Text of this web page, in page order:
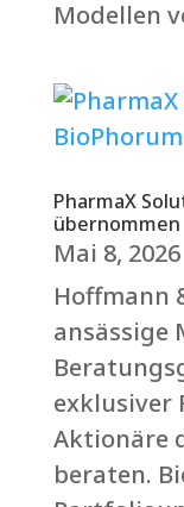
Modellen
PharmaX
übernommen
Mai 8, 2026
Hoffmann
ansässige
exklusiver
Aktionäre
beraten.